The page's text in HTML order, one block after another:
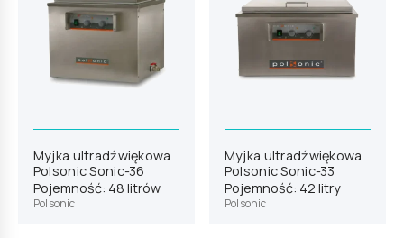
Myjka ultradźwiękowa
Polsonic Sonic-36
Pojemność: 48 litrów
Polsonic
Myjka ultradźwiękowa
Polsonic Sonic-33
Pojemność: 42 litry
Polsonic